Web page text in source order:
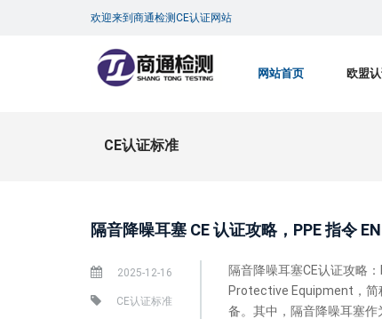
欢迎来到商通检测CE认证网站
网站首页 欧盟
CE认证标准
隔音降噪耳塞 CE 认证攻略，PPE 指令
2025-12-16
CE认证标准
隔音降噪耳塞CE认证攻略
Protective Equipment，简
备。其中，隔音降噪耳塞作